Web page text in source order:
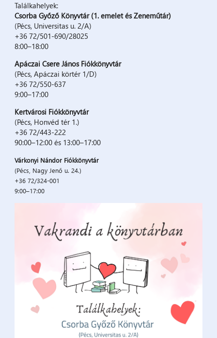
Találkahelyek:
Csorba Győző Könyvtár (1. emelet és Zeneműtár)
(Pécs, Universitas u. 2/A)
+36 72/501-690/28025
8:00–18:00
Apáczai Csere János Fiókkönyvtár
(Pécs, Apáczai körtér 1/D)
+36 72/550-637
9:00–17:00
Kertvárosi Fiókkönyvtár
(Pécs, Honvéd tér 1.)
+36 72/443-222
90:00–12:00 és 13:00–17:00
Várkonyi Nándor Fiókkönyvtár
(Pécs, Nagy Jenő u. 24.)
+36 72/324-001
9:00–17:00